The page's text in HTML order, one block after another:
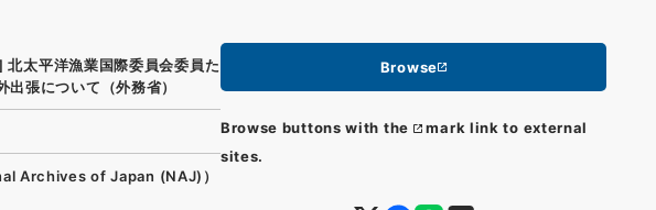
Browse
Browse buttons with the
mark link to external
sites.
北太平洋漁業国際委員会委員た
張について（外務省）
Archives of Japan (NAJ)）